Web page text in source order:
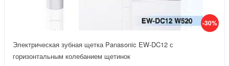
-30%
Электрическая зубная щетка Panasonic EW-DC12 с
горизонтальным колебанием щетинок